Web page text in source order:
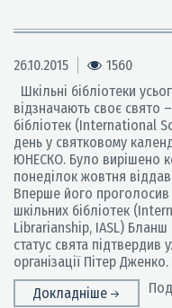
26.10.2015
1560
Шкільні бібліотеки
відзначають своє свято
бібліотек (International
день у святковому
ЮНЕСКО. Було вирішено
понеділок жовтня
Вперше його проголосив
шкільних бібліотек
Librarianship, IASL) Бланш
статус свята підтвердив
організації Пітер Дженко.
Докладніше